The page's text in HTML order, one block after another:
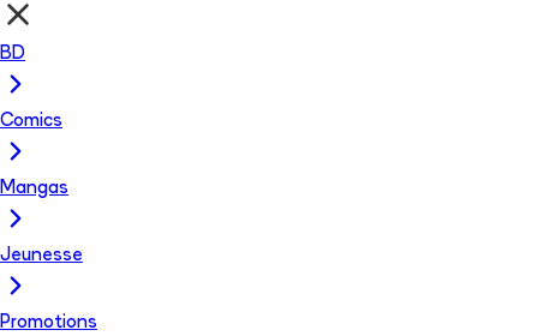
BD
Comics
Mangas
Jeunesse
Promotions